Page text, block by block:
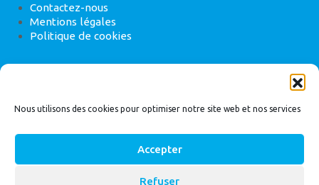
Nous utilisons des cookies pour optimiser notre site web et nos services
Accepter
Refuser
Contactez-nous
Mentions légales
Politique de cookies